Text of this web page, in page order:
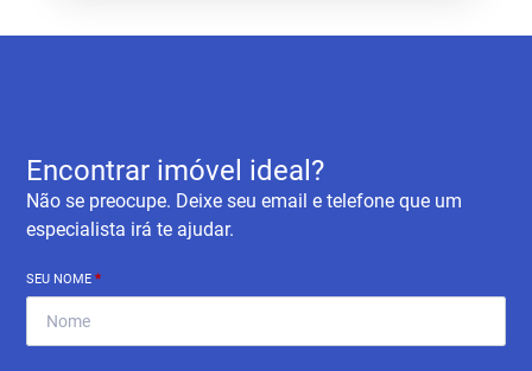
Encontrar imóvel ideal?
Não se preocupe. Deixe seu email e telefone que um
especialista irá te ajudar.
SEU NOME*